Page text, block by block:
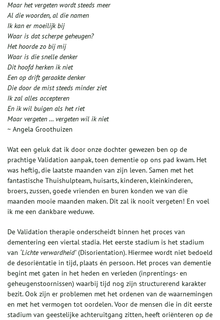
Maar het vergeten wordt steeds meer
Al die woorden, al die namen
Ik kan er moeilijk bij
Waar is dat scherpe geheugen?
Het hoorde zo bij mij
Waar is die snelle denker
Dit hoofd herken ik niet
Een op drift geraakte denker
Die door de mist steeds minder ziet
Ik zal alles accepteren
En ik wil buigen als het riet
Maar vergeten … vergeten wil ik niet
~ Angela Groothuizen
Wat een geluk dat ik door onze dochter gewezen ben op de
prachtige Validation aanpak, toen dementie op ons pad kwam. Het
was heftig, die laatste maanden van zijn leven. Samen met het
fantastische Thuishulpteam, huisarts, kinderen, kleinkinderen,
broers, zussen, goede vrienden en buren konden we van die
maanden mooie maanden maken. Dit zal ik nooit vergeten! En voel
ik me een dankbare weduwe.
De Validation therapie onderscheidt binnen het proces van
dementering een viertal stadia. Het eerste stadium is het stadium
van ‘Lichte verwardheid’(Disorientation). Hiermee wordt niet bedoeld
de desoriëntatie in tijd, plaats én persoon. Het proces van dementie
begint met gaten in het heden en verleden (inprentings- en
geheugenstoornissen) waarbij tijd nog zijn structurerend karakter
bezit. Ook zijn er problemen met het ordenen van de waarnemingen
en met het vermogen tot oordelen. Voor de mensen die in dit eerste
stadium van geestelijke achteruitgang zitten, heeft oriënteren op de